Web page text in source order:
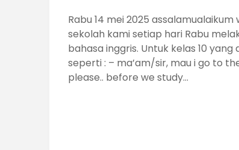
Rabu 14 mei 2025
sekolah kami setiap hari Rabu
bahasa inggris. Untuk kelas 10
seperti : – ma’am/sir, mau i go to
please.. before we study…